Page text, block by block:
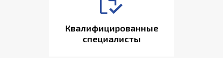
Квалифицированные
специалисты